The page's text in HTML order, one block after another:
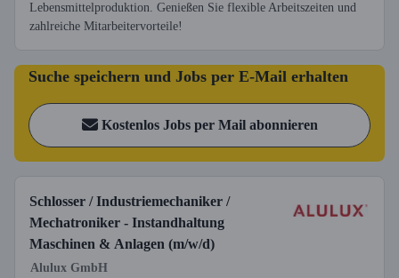
Lebensmittelproduktion. Genießen Sie flexible Arbeitszeiten und
zahlreiche Mitarbeitervorteile!
Suche speichern und Jobs per E-Mail erhalten
Kostenlos Jobs per Mail abonnieren
Schlosser / Industriemechaniker /
Mechatroniker - Instandhaltung
Maschinen & Anlagen (m/w/d)
Alulux GmbH